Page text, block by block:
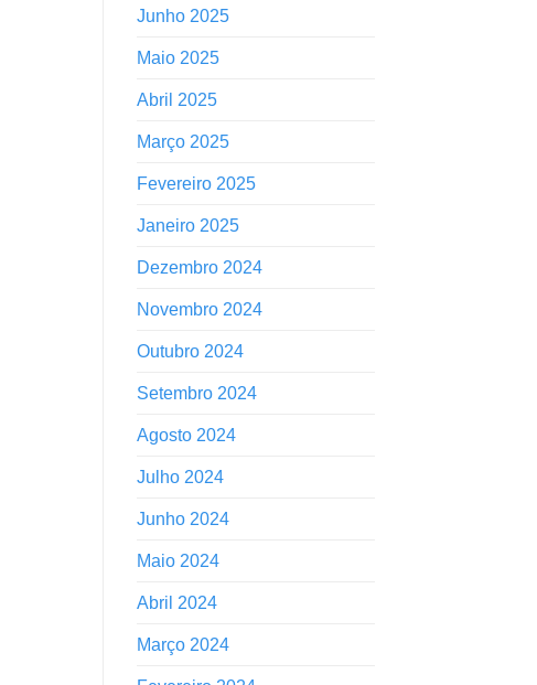
Junho 2025
Maio 2025
Abril 2025
Março 2025
Fevereiro 2025
Janeiro 2025
Dezembro 2024
Novembro 2024
Outubro 2024
Setembro 2024
Agosto 2024
Julho 2024
Junho 2024
Maio 2024
Abril 2024
Março 2024